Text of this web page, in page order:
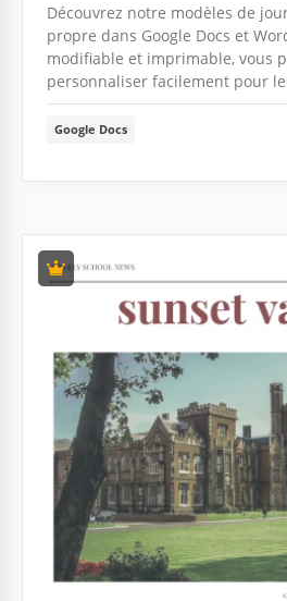
Découvrez notre modèles de
propre dans Google Docs et
modifiable et imprimable, vous
personnaliser facilement pour
Google Docs